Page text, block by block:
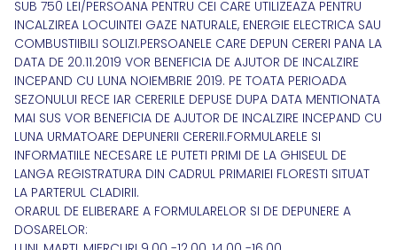
SUB 750 LEI/PERSOANA PENTRU CEI CARE UTILIZEAZA PENTRU
INCALZIREA LOCUINTEI GAZE NATURALE, ENERGIE ELECTRICA SAU
COMBUSTIIBILI SOLIZI.PERSOANELE CARE DEPUN CERERI PANA LA
DATA DE 20.11.2019 VOR BENEFICIA DE AJUTOR DE INCALZIRE
INCEPAND CU LUNA NOIEMBRIE 2019. PE TOATA PERIOADA
SEZONULUI RECE IAR CERERILE DEPUSE DUPA DATA MENTIONATA
MAI SUS VOR BENEFICIA DE AJUTOR DE INCALZIRE INCEPAND CU
LUNA URMATOARE DEPUNERII CERERII.FORMULARELE SI
INFORMATIILE NECESARE LE PUTETI PRIMI DE LA GHISEUL DE
LANGA REGISTRATURA DIN CADRUL PRIMARIEI FLORESTI SITUAT
LA PARTERUL CLADIRII.
ORARUL DE ELIBERARE A FORMULARELOR SI DE DEPUNERE A
DOSARELOR: